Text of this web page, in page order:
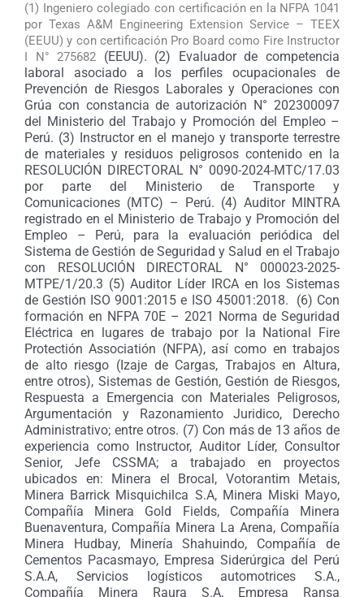
(1) Ingeniero colegiado con certificación en la NFPA 1041
por Texas A&M Engineering Extension Service – TEEX
(EEUU) y con certificación Pro Board como Fire Instructor
I N° 275682
(EEUU). (2) Evaluador de competencia
laboral asociado a los perfiles ocupacionales de
Prevención de Riesgos Laborales y Operaciones con
Grúa con constancia de autorización N° 202300097
del Ministerio del Trabajo y Promoción del Empleo –
Perú. (3) Instructor en el manejo y transporte terrestre
de materiales y residuos peligrosos contenido en la
RESOLUCIÓN DIRECTORAL N° 0090-2024-MTC/17.03
por parte del Ministerio de Transporte y
Comunicaciones (MTC) – Perú. (4) Auditor MINTRA
registrado en el Ministerio de Trabajo y Promoción del
Empleo – Perú, para la evaluación periódica del
Sistema de Gestión de Seguridad y Salud en el Trabajo
con RESOLUCIÓN DIRECTORAL N° 000023-2025-
MTPE/1/20.3 (5) Auditor Líder IRCA en los Sistemas
de Gestión ISO 9001:2015 e ISO 45001:2018. (6) Con
formación en NFPA 70E – 2021 Norma de Seguridad
Eléctrica en lugares de trabajo por la National Fire
Protectión Associatión (NFPA), así como en trabajos
de alto riesgo (Izaje de Cargas, Trabajos en Altura,
entre otros), Sistemas de Gestión, Gestión de Riesgos,
Respuesta a Emergencia con Materiales Peligrosos,
Argumentación y Razonamiento Juridico, Derecho
Administrativo; entre otros. (7) Con más de 13 años de
experiencia como Instructor, Auditor Líder, Consultor
Senior, Jefe CSSMA; a trabajado en proyectos
ubicados en: Minera el Brocal, Votorantim Metais,
Minera Barrick Misquichilca S.A, Minera Miski Mayo,
Compañía Minera Gold Fields, Compañía Minera
Buenaventura, Compañía Minera La Arena, Compañía
Minera Hudbay, Minería Shahuindo, Compañía de
Cementos Pacasmayo, Empresa Siderúrgica del Perú
S.A.A, Servicios logísticos automotrices S.A.,
Compañía Minera Raura S.A, Empresa Ransa